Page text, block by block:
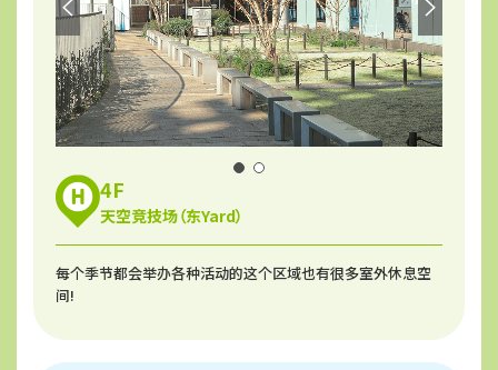
4F
天空竞技场（东Yard）
每个季节都会举办各种活动的这个区域也有很多室外休息空
间!